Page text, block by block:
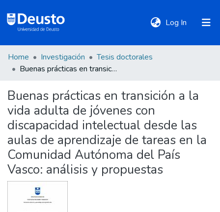
Log In (current)
DeustoTeka
Communities
&
Collections
All of DSpace
Statistics
Home Investigación
Tesis doctorales
Buenas prácticas en transición a la vida adulta de jóvenes con discapacidad intelectual desde las aulas de aprendizaje de tareas en la Comunidad Autónoma del País Vasco: análisis y propuestas
Buenas prácticas en transición a la
vida adulta de jóvenes con
discapacidad intelectual desde las
aulas de aprendizaje de tareas en la
Comunidad Autónoma del País
Vasco: análisis y propuestas